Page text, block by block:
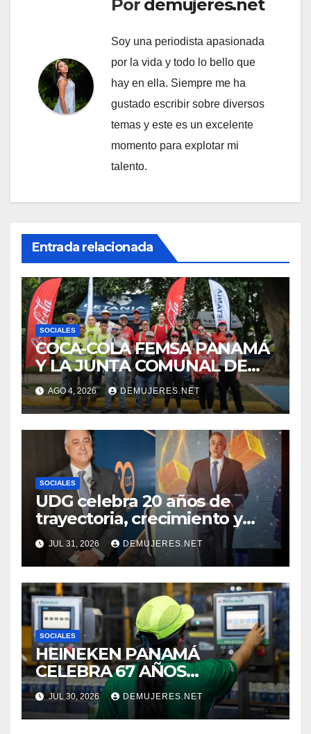
Por demujeres.net
Soy una periodista apasionada
por la vida y todo lo bello que
hay en ella. Siempre me ha
gustado escribir sobre diversos
temas y este es un excelente
momento para explotar mi
talento.
Entrada relacionada
SOCIALES
COCA-COLA FEMSA PANAMÁ
Y LA JUNTA COMUNAL DE
BETANIA IMPULSAN
JORNADA DE LIMPIEZA
PARA FORTALECER EL
CUIDADO DE LOS ESPACIOS
COMUNITARIOS
AGO 4, 2026 DEMUJERES.NET
SOCIALES
UDG celebra 20 años de
trayectoria, crecimiento y
compromiso con Panamá
JUL 31, 2026 DEMUJERES.NET
SOCIALES
HEINEKEN PANAMÁ
CELEBRA 67 AÑOS
IMPULSANDO EL
CRECIMIENTO DE LA
INDUSTRIA CERVECERA Y
JUL 30, 2026 DEMUJERES.NET